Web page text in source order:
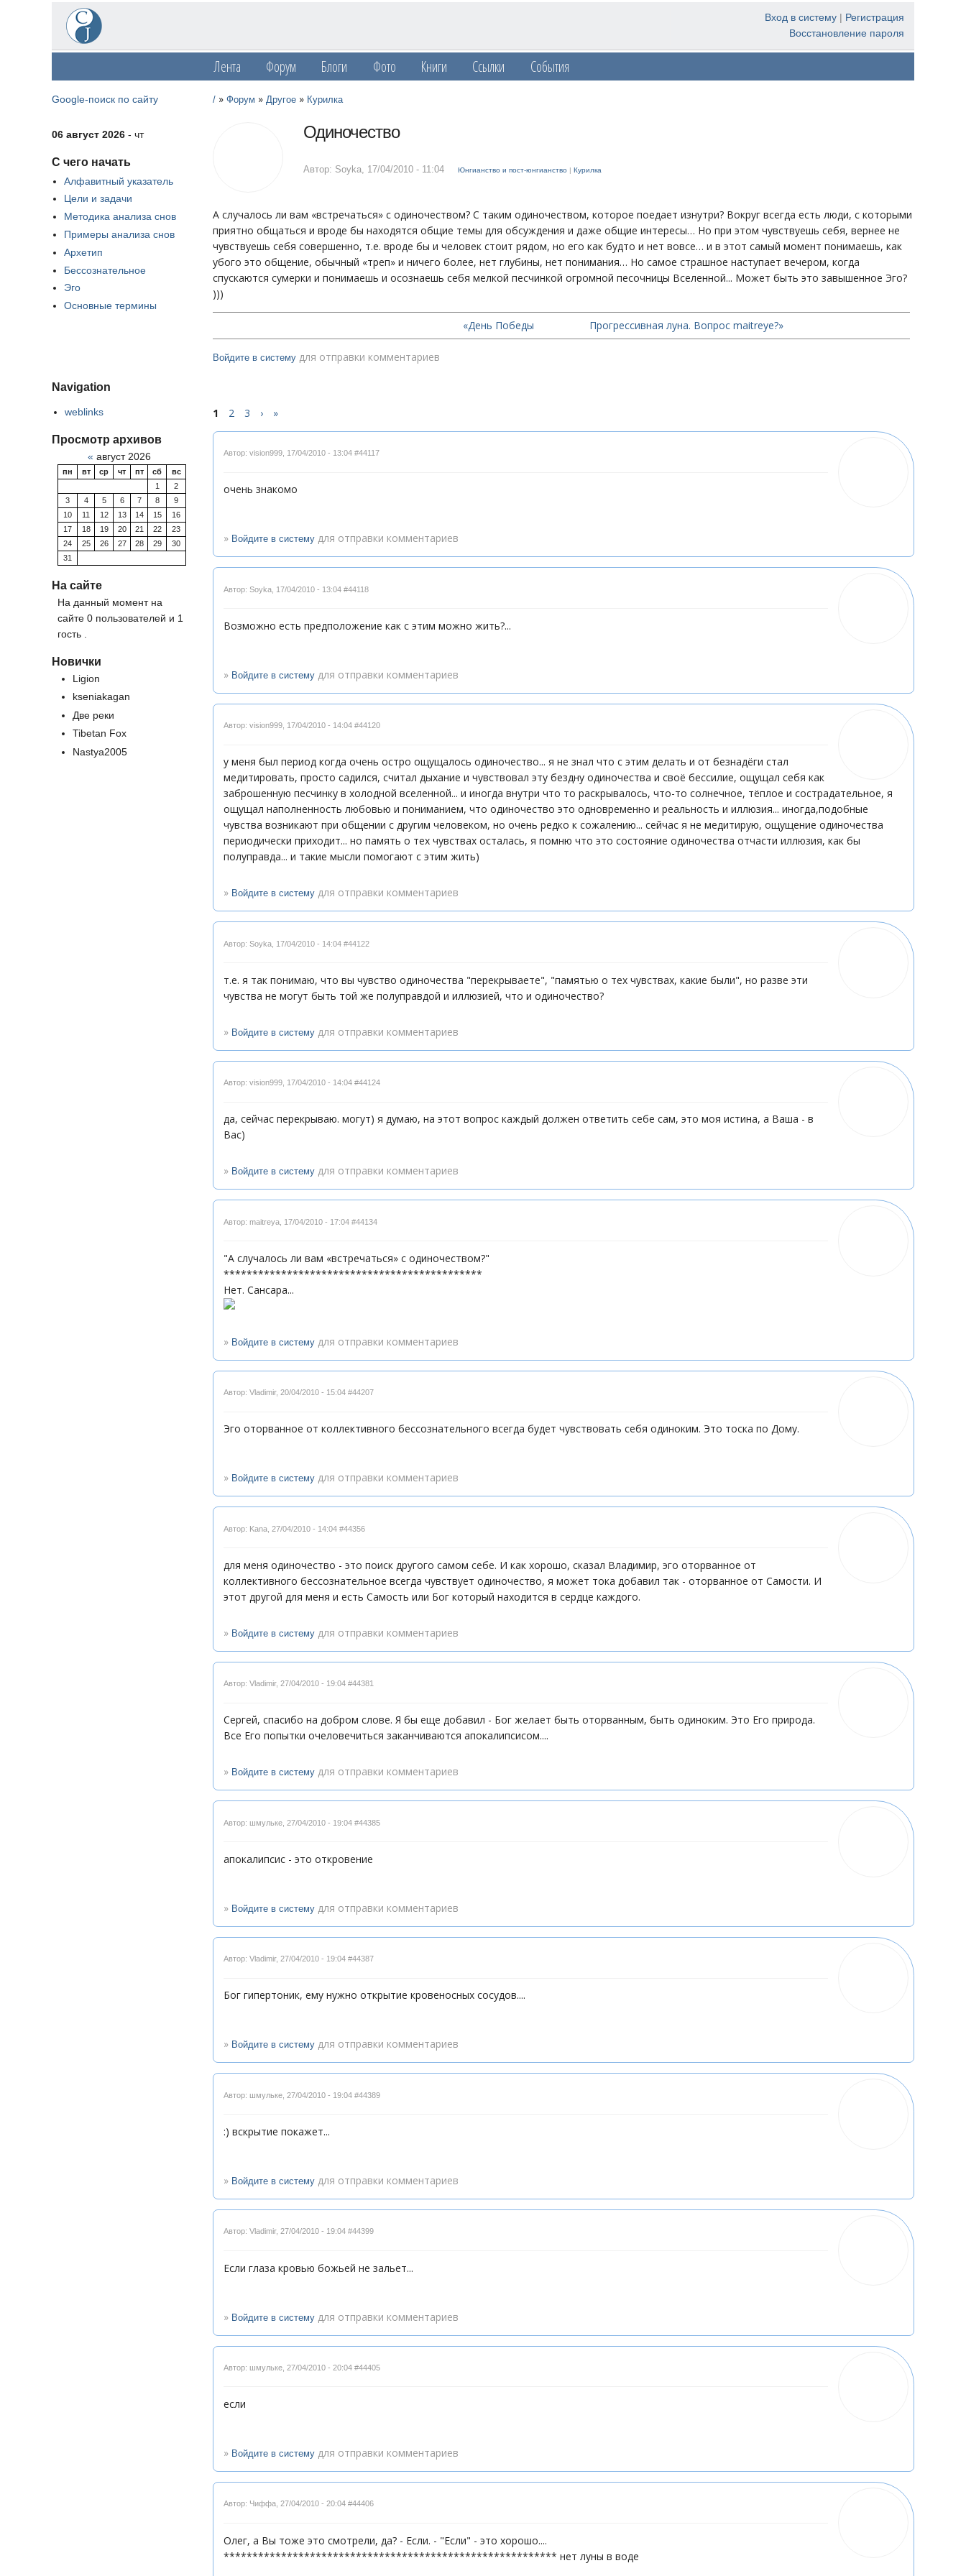
Вход в систему | Регистрация
Восстановление пароля
Лента Форум Блоги Фото Книги Ссылки События
Google-поиск по сайту
06 август 2026 - чт
С чего начать
Алфавитный указатель
Цели и задачи
Методика анализа снов
Примеры анализа снов
Архетип
Бессознательное
Эго
Основные термины
Navigation
weblinks
Просмотр архивов
« август 2026
пн вт ср чт пт сб
вс
1
2
3
4 5 6 7 8
9
10
11 12 13 14 15
16
17
18 19 20 21 22
23
24
25 26 27 28 29
30
31
На сайте
На данный момент на
сайте 0 пользователей и 1
гость .
Новички
Ligion
kseniakagan
Две реки
Tibetan Fox
Nastya2005
/ » Форум » Другое » Курилка
Одиночество
Автор: Soyka, 17/04/2010 - 11:04 Юнгианство и пост-юнгианство |Курилка
А случалось ли вам «встречаться» с одиночеством? С таким одиночеством, которое поедает изнутри? Вокруг всегда есть люди, с которыми
приятно общаться и вроде бы находятся общие темы для обсуждения и даже общие интересы… Но при этом чувствуешь себя, вернее не
чувствуешь себя совершенно, т.е. вроде бы и человек стоит рядом, но его как будто и нет вовсе… и в этот самый момент понимаешь, как
убого это общение, обычный «треп» и ничего более, нет глубины, нет понимания… Но самое страшное наступает вечером, когда
спускаются сумерки и понимаешь и осознаешь себя мелкой песчинкой огромной песочницы Вселенной... Может быть это завышенное Эго?
)))
«День Победы Прогрессивная луна. Вопрос maitreyе?»
Войдите в систему для отправки комментариев
1 2 3 › »
Автор: vision999 17/04/2010 - 13:04 #44117
очень знакомо
» Войдите в систему для отправки комментариев
Автор: Soyka 17/04/2010 - 13:04 #44118
Возможно есть предположение как с этим можно жить?...
» Войдите в систему для отправки комментариев
Автор: vision999 17/04/2010 - 14:04 #44120
у меня был период когда очень остро ощущалось одиночество... я не знал что с этим делать и от безнадёги стал
медитировать, просто садился, считал дыхание и чувствовал эту бездну одиночества и своё бессилие, ощущал себя как
заброшенную песчинку в холодной вселенной... и иногда внутри что то раскрывалось, что-то солнечное, тёплое и сострадательное, я
ощущал наполненность любовью и пониманием, что одиночество это одновременно и реальность и иллюзия... иногда,подобные
чувства возникают при общении с другим человеком, но очень редко к сожалению... сейчас я не медитирую, ощущение одиночества
периодически приходит... но память о тех чувствах осталась, я помню что это состояние одиночества отчасти иллюзия, как бы
полуправда... и такие мысли помогают с этим жить)
» Войдите в систему для отправки комментариев
Автор: Soyka 17/04/2010 - 14:04 #44122
т.е. я так понимаю, что вы чувство одиночества "перекрываете", "памятью о тех чувствах, какие были", но разве эти
чувства не могут быть той же полуправдой и иллюзией, что и одиночество?
» Войдите в систему для отправки комментариев
Автор: vision999 17/04/2010 - 14:04 #44124
да, сейчас перекрываю. могут) я думаю, на этот вопрос каждый должен ответить себе сам, это моя истина, а Ваша - в
Вас)
» Войдите в систему для отправки комментариев
Автор: maitreya 17/04/2010 - 17:04 #44134
"А случалось ли вам «встречаться» с одиночеством?"
*********************************************
Нет. Сансара...
» Войдите в систему для отправки комментариев
Автор: Vladimir, 20/04/2010 - 15:04 #44207
Эго оторванное от коллективного бессознательного всегда будет чувствовать себя одиноким. Это тоска по Дому.
» Войдите в систему для отправки комментариев
Автор: Kana 27/04/2010 - 14:04 #44356
для меня одиночество - это поиск другого самом себе. И как хорошо, сказал Владимир, эго оторванное от
коллективного бессознательное всегда чувствует одиночество, я может тока добавил так - оторванное от Самости. И
этот другой для меня и есть Самость или Бог который находится в сердце каждого.
» Войдите в систему для отправки комментариев
Автор: Vladimir, 27/04/2010 - 19:04 #44381
Сергей, спасибо на добром слове. Я бы еще добавил - Бог желает быть оторванным, быть одиноким. Это Его природа.
Все Его попытки очеловечиться заканчиваются апокалипсисом....
» Войдите в систему для отправки комментариев
Автор: шмульке 27/04/2010 - 19:04 #44385
апокалипсис - это откровение
» Войдите в систему для отправки комментариев
Автор: Vladimir, 27/04/2010 - 19:04 #44387
Бог гипертоник, ему нужно открытие кровеносных сосудов....
» Войдите в систему для отправки комментариев
Автор: шмульке 27/04/2010 - 19:04 #44389
:) вскрытие покажет...
» Войдите в систему для отправки комментариев
Автор: Vladimir, 27/04/2010 - 19:04 #44399
Если глаза кровью божьей не зальет...
» Войдите в систему для отправки комментариев
Автор: шмульке 27/04/2010 - 20:04 #44405
если
» Войдите в систему для отправки комментариев
Автор: Чиффа 27/04/2010 - 20:04 #44406
Олег, а Вы тоже это смотрели, да? - Если. - "Если" - это хорошо....
********************************************************** нет луны в воде